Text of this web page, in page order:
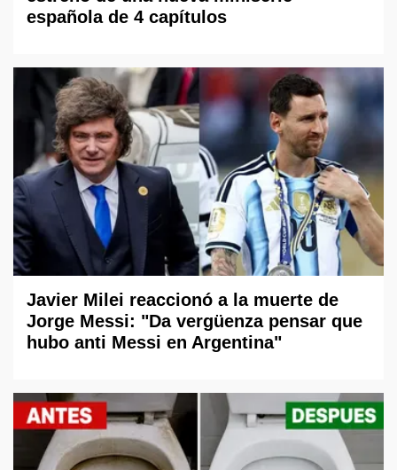
española de 4 capítulos
Javier Milei reaccionó a la muerte de
Jorge Messi: "Da vergüenza pensar que
hubo anti Messi en Argentina"